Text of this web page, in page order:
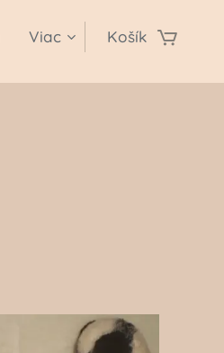
Viac Košík